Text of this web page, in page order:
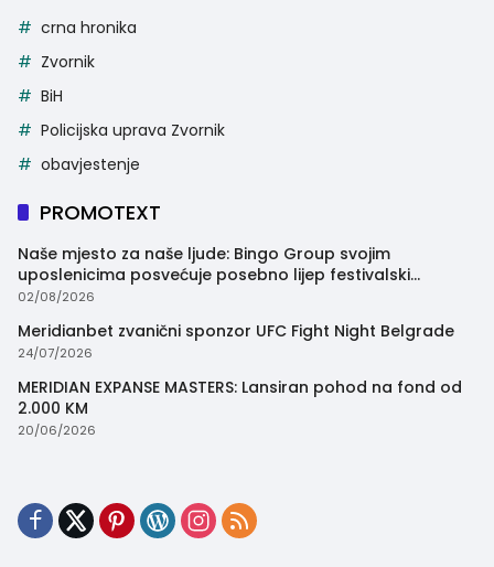
crna hronika
Zvornik
BiH
Policijska uprava Zvornik
obavjestenje
PROMOTEXT
Naše mjesto za naše ljude: Bingo Group svojim
uposlenicima posvećuje posebno lijep festivalski
trenutak
02/08/2026
Meridianbet zvanični sponzor UFC Fight Night Belgrade
24/07/2026
MERIDIAN EXPANSE MASTERS: Lansiran pohod na fond od
2.000 KM
20/06/2026